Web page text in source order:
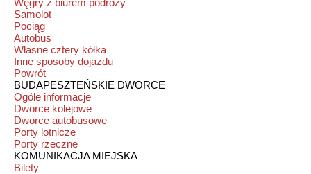
Samolot
Pociąg
Autobus
Własne cztery kółka
Inne sposoby dojazdu
Powrót
BUDAPESZTEŃSKIE DWORCE
Ogóle informacje
Dworce kolejowe
Dworce autobusowe
Porty lotnicze
Porty rzeczne
KOMUNIKACJA MIEJSKA
Bilety